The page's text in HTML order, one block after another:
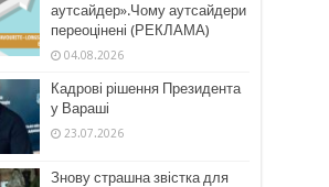
аутсайдер».Чому аутсайдери
переоцінені (РЕКЛАМА)
04.08.2026
Кадрові рішення Президента
у Вараші
23.07.2026
Знову страшна звістка для